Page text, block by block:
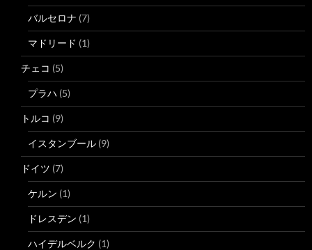
バルセロナ (7)
マドリード (1)
チェコ (5)
プラハ (5)
トルコ (9)
イスタンブール (9)
ドイツ (7)
ケルン (1)
ドレスデン (1)
ハイデルベルク (1)